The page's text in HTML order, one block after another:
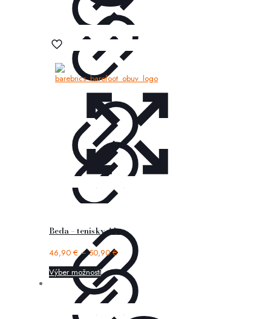
Beda – tenisky Alex
46,90 €–50,90€
Výber možností